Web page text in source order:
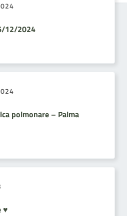
12/2024
polmonare – Palma
♥️